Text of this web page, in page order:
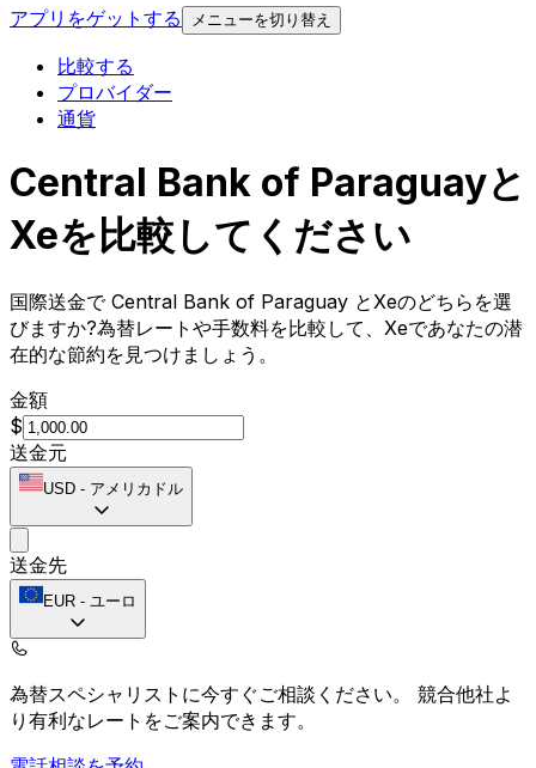
アプリをゲットする
メニューを切り替え
比較する
プロバイダー
通貨
Central Bank of Paraguayと
Xeを比較してください
国際送金で Central Bank of Paraguay とXeのどちらを選
びますか?為替レートや手数料を比較して、Xeであなたの潜
在的な節約を見つけましょう。
金額
$
送金元
USD - アメリカドル
送金先
EUR - ユーロ
為替スペシャリストに今すぐご相談ください。 競合他社よ
り有利なレートをご案内できます。